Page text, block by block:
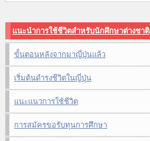
แนะนำการใช้ชีวิตสำหรับนักศึกษาต่างชาติ
ขั้นตอนหลังจากมาญี่ปุ่นแล้ว
เริ่มต้นดำรงชีวิตในญี่ปุ่น
แนะแนวการใช้ชีวิต
การสมัครขอรับทุนการศึกษา